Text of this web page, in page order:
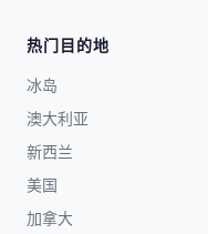
热门目的地
冰岛
澳大利亚
新西兰
美国
加拿大